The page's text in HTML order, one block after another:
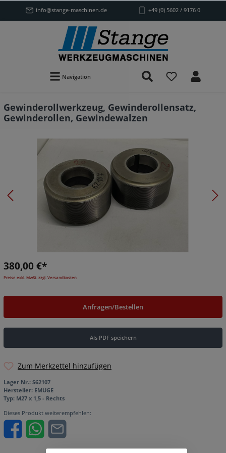
info@stange-maschinen.de +49 (0) 5602 / 9176 0
Navigation
Gewinderollwerkzeug, Gewinderollensatz,
Gewinderollen, Gewindewalzen
380,00 €*
Preise exkl. MwSt. zzgl. Versandkosten
Anfragen/Bestellen
Als PDF speichern
Zum Merkzettel hinzufügen
Lager Nr.: S62107
Hersteller: EMUGE
Typ: M27 x 1,5 - Rechts
Dieses Produkt weiterempfehlen: